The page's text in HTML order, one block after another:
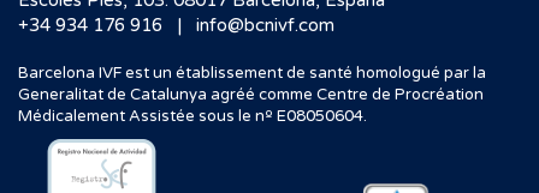
+34 934 176 916
| info@bcnivf.com
Barcelona IVF est un établissement de santé homologué par la
Generalitat de Catalunya agréé comme Centre de Procréation
Médicalement Assistée sous le nº E08050604.